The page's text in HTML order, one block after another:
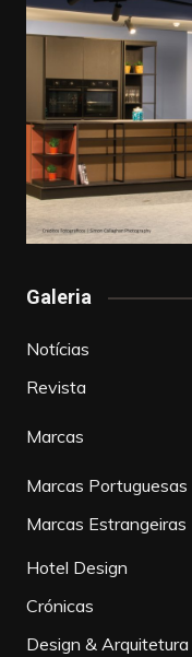
Galeria
Notícias
Revista
Marcas
Marcas Portuguesas
Marcas Estrangeiras
Hotel Design
Crónicas
Design & Arquitetura